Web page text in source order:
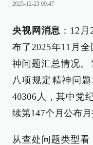
2025-12-23 09:47
央视网消息 ：12
布了2025年11月
神问题汇总情况。
八项规定精神问
40306人，其中党
续第147个月公布月
从查处问题类型